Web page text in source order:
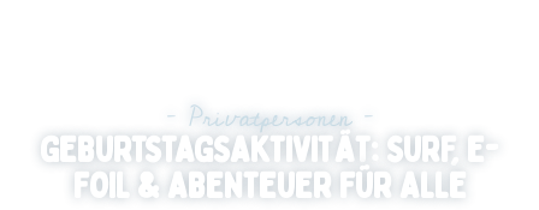
– Privatpersonen –
GEBURTSTAGSAKTIVITÄT: SURF, E-
FOIL & ABENTEUER FÜR ALLE